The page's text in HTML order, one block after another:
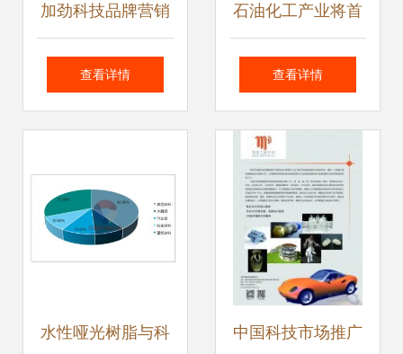
加劲科技品牌营销
推广 如何把握网络
双重优势
查看详情
石油化工产业将首
先鼓励推广32项关
查看详情
水性哑光树脂与科 中国科技市场推广